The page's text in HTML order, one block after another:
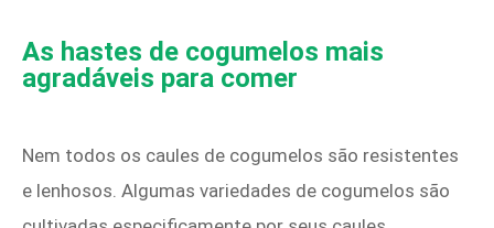
As hastes de cogumelos mais
agradáveis ​​para comer
Nem todos os caules de cogumelos são resistentes
e lenhosos. Algumas variedades de cogumelos são